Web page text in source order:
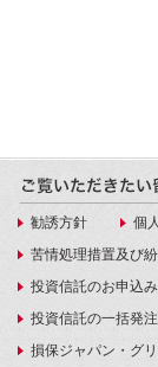
勧誘方針 個
苦情処理措置及び
投資信託のお申込
投資信託の一括発
損保ジャパン・グ